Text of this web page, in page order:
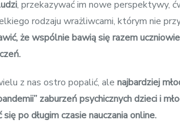
, przekazywać im nowe perspektywy,
rodzaju wrażliwcami, którym nie
że wspólnie bawią się razem
z nas ostro popalić, ale najbardziej
zaburzeń psychicznych dzieci i
po długim czasie nauczania online.